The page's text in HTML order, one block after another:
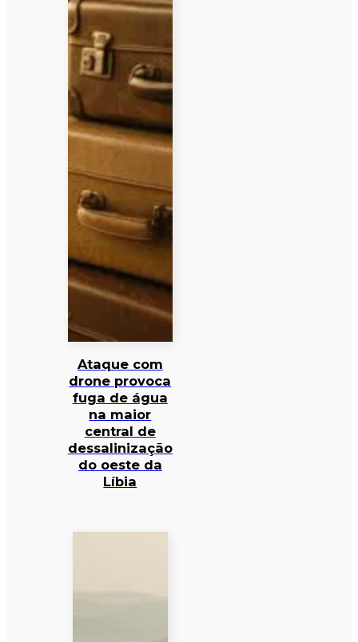
Ataque com
drone provoca
fuga de água
na maior
central de
dessalinização
do oeste da
Líbia